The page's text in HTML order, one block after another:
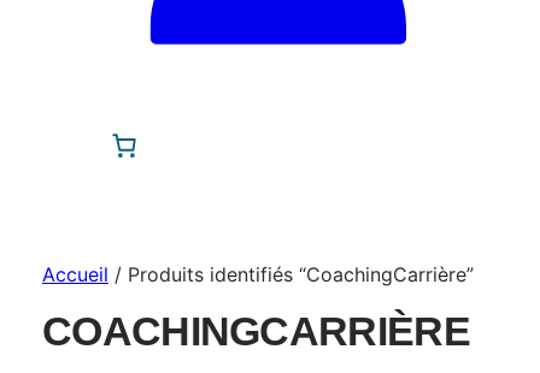
Accueil / Produits identifiés “CoachingCarrière”
COACHINGCARRIÈRE